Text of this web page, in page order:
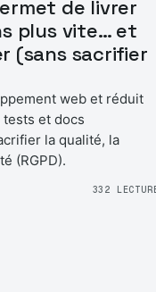
de livrer
plus vite… et
(sans sacrifier
web et réduit
et docs
la qualité, la
(RGPD).
332